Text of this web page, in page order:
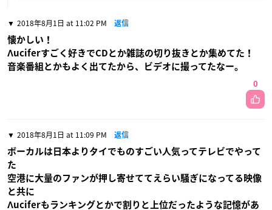
2018年8月1日 at 11:02 PM 返信
懐かしい！
Λuciferすごく好きでCDとか雑誌の切り抜きとか集めてた！
音楽番組とかもよく出てたから、ビデオに撮ってたなー。
0
2018年8月1日 at 11:09 PM 返信
ボーカルは日本よりタイでものすごい人気ってテレビでやって
た
空港に大量のファンが押し寄せててえらい騒ぎになってる映像
と共に
Λuciferもランキングとかで割りと上位だったような記憶があ